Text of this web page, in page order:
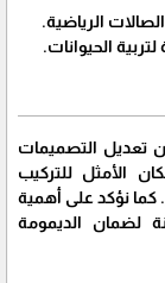
الرياضية.
الحيوانات.
تعديل التصميمات
الأمثل للتركيب
نؤكد على أهمية
لضمان الديمومة